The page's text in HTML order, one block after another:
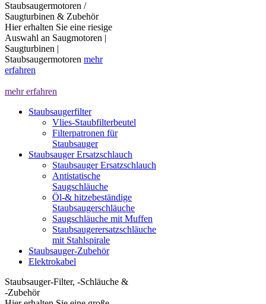
Staubsaugermotoren /
Saugturbinen & Zubehör
Hier erhalten Sie eine riesige
Auswahl an Saugmotoren |
Saugturbinen |
Staubsaugermotoren mehr
erfahren
mehr erfahren
Staubsaugerfilter
Vlies-Staubfilterbeutel
Filterpatronen für
Staubsauger
Staubsauger Ersatzschlauch
Staubsauger Ersatzschlauch
Antistatische
Saugschläuche
Öl-& hitzebeständige
Staubsaugerschläuche
Saugschläuche mit Muffen
Staubsaugerersatzschläuche
mit Stahlspirale
Staubsauger-Zubehör
Elektrokabel
Staubsauger-Filter, -Schläuche &
-Zubehör